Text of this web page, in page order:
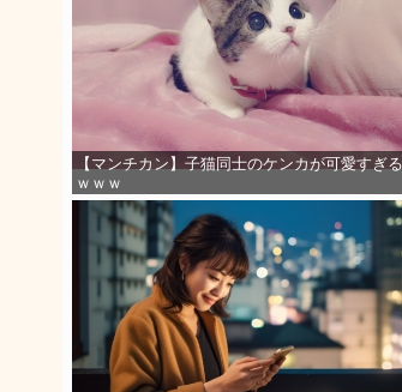
【マンチカン】子猫同士のケンカが可愛すぎ
ｗｗｗ